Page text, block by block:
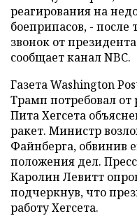
реагирования на
боеприпасов, -
звонок от
сообщает канал NBC.
Газета Washington
Трамп потребовал от
Пита Хегсета
ракет. Министр
Файнберга, обвинив
положения дел.
Каролин Левитт
подчеркнув, что
работу Хегсета.